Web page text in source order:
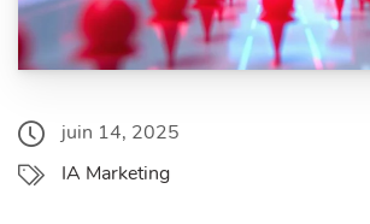
juin 14, 2025
IA Marketing